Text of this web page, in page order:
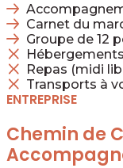
Carnet du
Groupe de 12
Repas (midi
Transports à
ENTREPRISE
Chemin de